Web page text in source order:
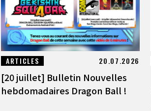
ARTICLES 20.07.2026
[20 juillet] Bulletin Nouvelles
hebdomadaires Dragon Ball !